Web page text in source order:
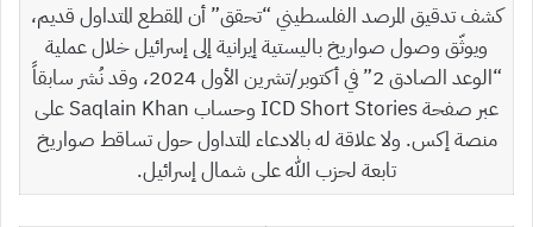
كشف تدقيق المرصد الفلسطيني “تحقق” أن المقطع المتداول قديم،
ويوثّق وصول صواريخ باليستية إيرانية إلى إسرائيل خلال عملية
“الوعد الصادق 2” في أكتوبر/تشرين الأول 2024، وقد نُشر سابقاً
عبر صفحة ICD Short Stories وحساب Saqlain Khan على
منصة إكس. ولا علاقة له بالادعاء المتداول حول تساقط صواريخ
تابعة لحزب الله على شمال إسرائيل.